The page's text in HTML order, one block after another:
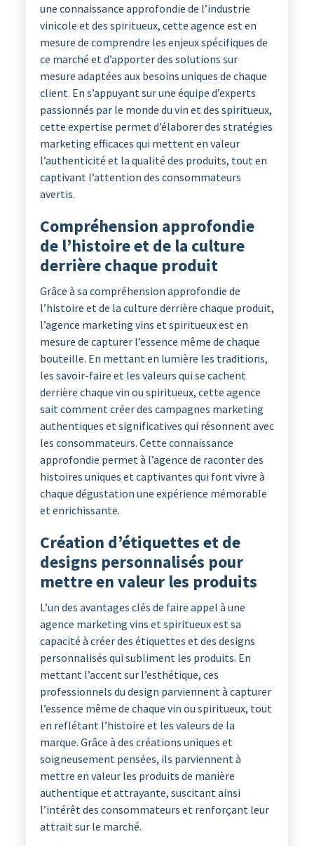
une connaissance approfondie de l’industrie
vinicole et des spiritueux, cette agence est en
mesure de comprendre les enjeux spécifiques de
ce marché et d’apporter des solutions sur
mesure adaptées aux besoins uniques de chaque
client. En s’appuyant sur une équipe d’experts
passionnés par le monde du vin et des spiritueux,
cette expertise permet d’élaborer des stratégies
marketing efficaces qui mettent en valeur
l’authenticité et la qualité des produits, tout en
captivant l’attention des consommateurs
avertis.
Compréhension approfondie
de l’histoire et de la culture
derrière chaque produit
Grâce à sa compréhension approfondie de
l’histoire et de la culture derrière chaque produit,
l’agence marketing vins et spiritueux est en
mesure de capturer l’essence même de chaque
bouteille. En mettant en lumière les traditions,
les savoir-faire et les valeurs qui se cachent
derrière chaque vin ou spiritueux, cette agence
sait comment créer des campagnes marketing
authentiques et significatives qui résonnent avec
les consommateurs. Cette connaissance
approfondie permet à l’agence de raconter des
histoires uniques et captivantes qui font vivre à
chaque dégustation une expérience mémorable
et enrichissante.
Création d’étiquettes et de
designs personnalisés pour
mettre en valeur les produits
L’un des avantages clés de faire appel à une
agence marketing vins et spiritueux est sa
capacité à créer des étiquettes et des designs
personnalisés qui subliment les produits. En
mettant l’accent sur l’esthétique, ces
professionnels du design parviennent à capturer
l’essence même de chaque vin ou spiritueux, tout
en reflétant l’histoire et les valeurs de la
marque. Grâce à des créations uniques et
soigneusement pensées, ils parviennent à
mettre en valeur les produits de manière
authentique et attrayante, suscitant ainsi
l’intérêt des consommateurs et renforçant leur
attrait sur le marché.